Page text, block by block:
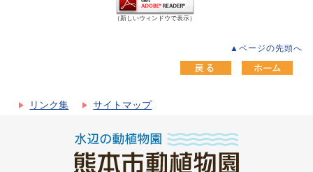
（新しいウィンドウで表示）
▲ページの先頭へ
リンク集 サイトマップ